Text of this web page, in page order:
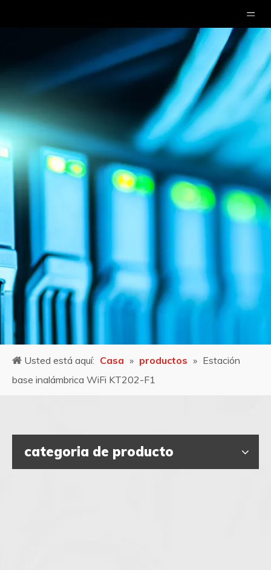
Usted está aquí: Casa » productos » Estación
base inalámbrica WiFi KT202-F1
categoria de producto